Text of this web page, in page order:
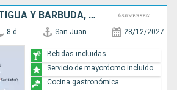
PUERTO RICO, ANTIGUA Y BARBUDA, SAN MARTÍN, DOMINICA
8 d San Juan 28/12/2027
Bebidas incluidas
Servicio de mayordomo incluido
Cocina gastronómica